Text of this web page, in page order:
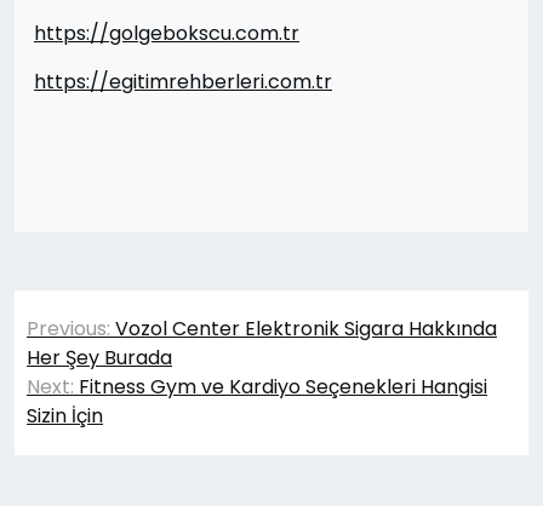
https://golgebokscu.com.tr
https://egitimrehberleri.com.tr
Yazı
gezinmesi
Previous: Vozol Center Elektronik Sigara Hakkında
Her Şey Burada
Next: Fitness Gym ve Kardiyo Seçenekleri Hangisi
Sizin İçin